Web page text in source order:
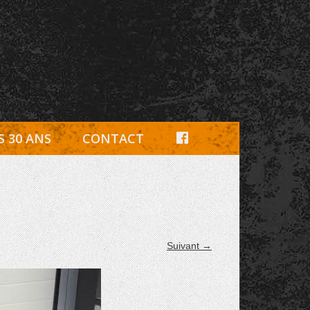
détachées Rambouillet
30 ANS CONTACT
F
A
C
E
B
O
O
Suivant →